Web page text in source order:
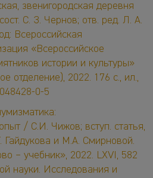
звенигородская деревня
С. З. Чернов; отв. ред. Л. А.
Всероссийская
«Всероссийское
истории и культуры»
отделение), 2022. 176 с., ил.,
0-5
/ С.И. Чижов; вступ. статья,
Гайдукова и М.А. Смирновой.
– учебник», 2022. LXVI, 582
науки. Исследования и